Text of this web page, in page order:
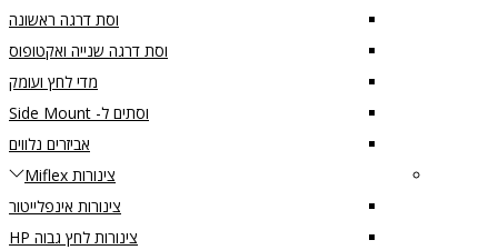
וסת דרגה ראשונה
וסת דרגה שנייה ואקטופוס
מדי לחץ ועומק
וסתים ל- Side Mount
אביזרים נלווים
צינורות Miflex
צינורות אינפלייטור
צינורות לחץ גבוה HP